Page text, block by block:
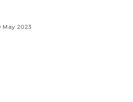
May 2023